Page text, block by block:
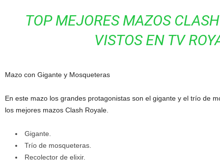
TOP MEJORES MAZOS
VISTOS EN TV
Mazo con Gigante y Mosqueteras
En este mazo los grandes protagonistas son el gigante y el trío de
los mejores mazos Clash Royale.
Gigante.
Trío de mosqueteras.
Recolector de elixir.